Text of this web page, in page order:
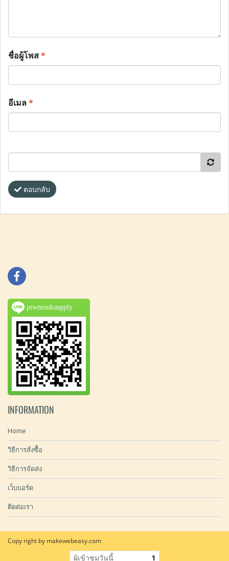
ชื่อผู้โพส*
อีเมล*
ตอบกลับ
ptwmonksupply
INFORMATION
Home
วิธีการสั่งซื้อ
วิธีการจัดส่ง
เว็บบอร์ด
ติดต่อเรา
Copy right by makewebeasy.com
ผู้เข้าชมวันนี้ 1